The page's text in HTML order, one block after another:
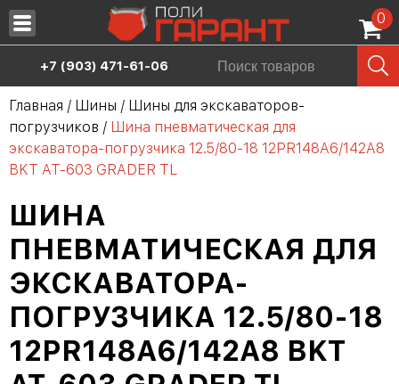
0
Запчасти
Шины
Сервис
Аренда спецтехники
Продажа спецтехники
О нас
Дилерам
Контакты
+7 (903) 471-61-06
Главная / Шины / Шины для экскаваторов-
погрузчиков / Шина пневматическая для
экскаватора-погрузчика 12.5/80-18 12PR148A6/142A8
BKT AT-603 GRADER TL
ШИНА
ПНЕВМАТИЧЕСКАЯ ДЛЯ
ЭКСКАВАТОРА-
ПОГРУЗЧИКА 12.5/80-18
12PR148A6/142A8 BKT